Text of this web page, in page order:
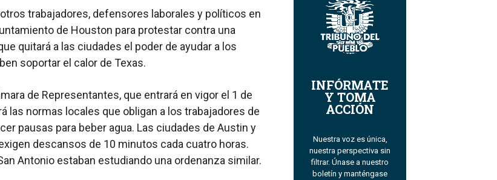
trabajadores, defensores laborales y políticos en
de Houston para protestar contra una
quitará a las ciudades el poder de ayudar a los
soportar el calor de Texas.
de Representantes, que entrará en vigor el 1 de
las normas locales que obligan a los trabajadores de
pausas para beber agua. Las ciudades de Austin y
descansos de 10 minutos cada cuatro horas.
Antonio estaban estudiando una ordenanza similar.
INFÓRMATE
Y TOMA
ACCIÓN
Nuestra voz es única,
nuestra perspectiva sin
filtrar. Únase a nuestro
boletín y manténgase